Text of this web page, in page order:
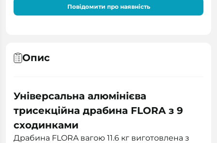
Повідомити про наявність
Опис
Універсальна алюмінієва
трисекційна драбина FLORA з 9
сходинками
Драбина FLORA вагою 11.6 кг виготовлена з